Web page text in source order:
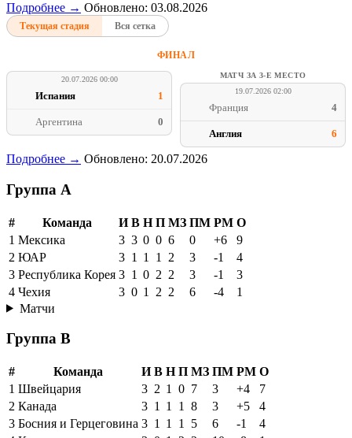
Подробнее → Обновлено: 03.08.2026
Текущая стадия Вся сетка
ФИНАЛ
20.07.2026 00:00
Испания 1
Аргентина 0
МАТЧ ЗА 3-Е МЕСТО
19.07.2026 02:00
Франция 4
Англия 6
Подробнее → Обновлено: 20.07.2026
Группа A
# Команда И В Н П МЗ ПМ РМ О
1 Мексика 3 3 0 0 6 0 +6
9
2 ЮАР 3 1 1 1 2 3 -1
4
3 Республика Корея 3 1 0 2 2 3 -1
3
4 Чехия 3 0 1 2 2 6 -4
1
Матчи
Группа B
# Команда И В Н П МЗ ПМ РМ О
1 Швейцария 3 2 1 0 7 3 +4
7
2 Канада 3 1 1 1 8 3 +5
4
3 Босния и Герцеговина 3 1 1 1 5 6 -1
4